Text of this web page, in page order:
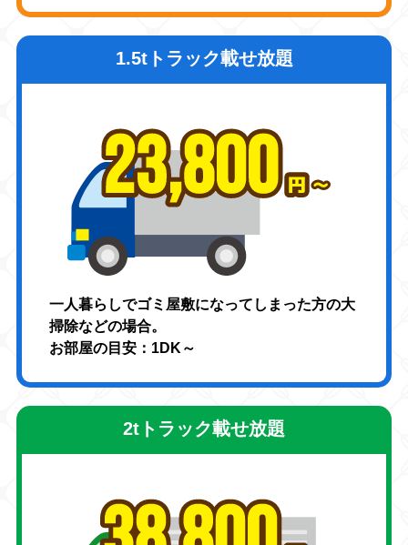
1.5tトラック載せ放題
一人暮らしでゴミ屋敷になってしまった方の大
掃除などの場合。
お部屋の目安：1DK～
2tトラック載せ放題